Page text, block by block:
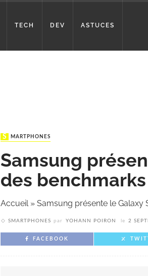
TECH DEV ASTUCES
SMARTPHONES
Samsung
des
Accueil» Samsung présente le Galaxy
SMARTPHONES par YOHANN POIRON le 2
FACEBOOK